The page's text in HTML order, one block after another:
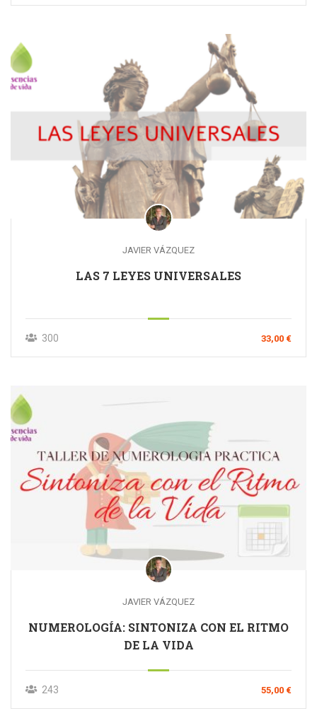
JAVIER VÁZQUEZ
LAS 7 LEYES UNIVERSALES
300 33,00 €
JAVIER VÁZQUEZ
NUMEROLOGÍA: SINTONIZA CON EL RITMO
DE LA VIDA
243 55,00 €